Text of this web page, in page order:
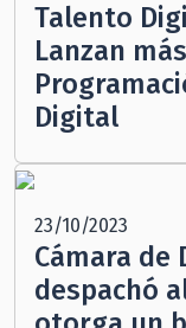
Talento
Lanzan
Digital
23/10/2023
Cámara de
despachó